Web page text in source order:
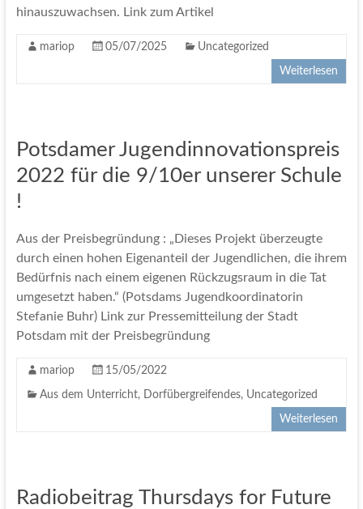
hinauszuwachsen. Link zum Artikel
mariop 05/07/2025 Uncategorized
Weiterlesen
Potsdamer Jugendinnovationspreis
2022 für die 9/10er unserer Schule
!
Aus der Preisbegründung : „Dieses Projekt überzeugte
durch einen hohen Eigenanteil der Jugendlichen, die ihrem
Bedürfnis nach einem eigenen Rückzugsraum in die Tat
umgesetzt haben.“ (Potsdams Jugendkoordinatorin
Stefanie Buhr) Link zur Pressemitteilung der Stadt
Potsdam mit der Preisbegründung
mariop 15/05/2022
Aus dem Unterricht, Dorfübergreifendes, Uncategorized
Weiterlesen
Radiobeitrag Thursdays for Future